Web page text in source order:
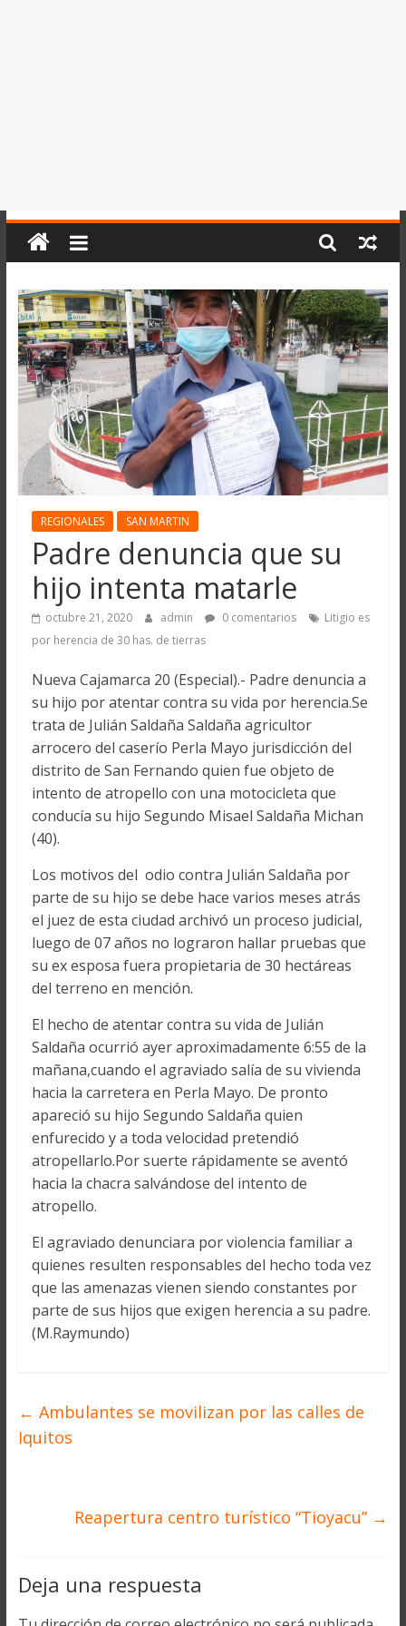
REGIONALES SAN MARTIN
Padre denuncia que su
hijo intenta matarle
octubre 21, 2020 admin 0 comentarios
Litigio es
por herencia de 30 has. de tierras
Nueva Cajamarca 20 (Especial).- Padre denuncia a
su hijo por atentar contra su vida por herencia.Se
trata de Julián Saldaña Saldaña agricultor
arrocero del caserío Perla Mayo jurisdicción del
distrito de San Fernando quien fue objeto de
intento de atropello con una motocicleta que
conducía su hijo Segundo Misael Saldaña Michan
(40).
Los motivos del odio contra Julián Saldaña por
parte de su hijo se debe hace varios meses atrás
el juez de esta ciudad archivó un proceso judicial,
luego de 07 años no lograron hallar pruebas que
su ex esposa fuera propietaria de 30 hectáreas
del terreno en mención.
El hecho de atentar contra su vida de Julián
Saldaña ocurrió ayer aproximadamente 6:55 de la
mañana,cuando el agraviado salía de su vivienda
hacia la carretera en Perla Mayo. De pronto
apareció su hijo Segundo Saldaña quien
enfurecido y a toda velocidad pretendió
atropellarlo.Por suerte rápidamente se aventó
hacia la chacra salvándose del intento de
atropello.
El agraviado denunciara por violencia familiar a
quienes resulten responsables del hecho toda vez
que las amenazas vienen siendo constantes por
parte de sus hijos que exigen herencia a su padre.
(M.Raymundo)
← Ambulantes se movilizan por las calles de
Iquitos
Reapertura centro turístico “Tioyacu” →
Deja una respuesta